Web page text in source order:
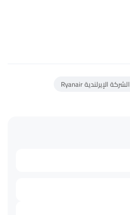
الشركة الإيرلندية Ryanair